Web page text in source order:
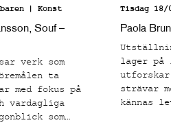
| Konst
Souf –
verk som
ta
med fokus på
vardagliga
som
Tisdag 18/
Paola
lager på
strävar
kännas